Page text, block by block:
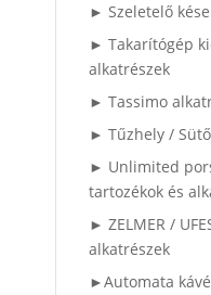
► Szeletelő
► Takarítógép
alkatrészek
► Tassimo
► Tűzhely /
► Unlimited
tartozékok és
► ZELMER /
alkatrészek
►Automata